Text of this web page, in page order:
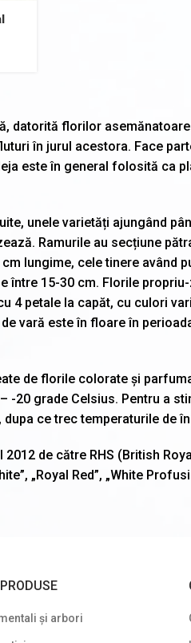
datorită florilor
în jurul acestora. Face
este în general folosită ca
unele varietăți ajungând
Ramurile au secțiune
lungime, cele tinere având
între 15-30 cm. Florile
4 petale la capăt, cu culori
vară este în floare în
de florile colorate și
20 grade Celsius. Pentru a
ce trec temperaturile de
de către RHS (British
„Royal Red”, „White
și arbori